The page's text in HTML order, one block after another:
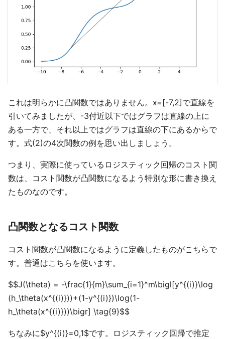
これは明らかに凸関数ではありません。x=[-7,2]で直線を
引いてみましたが、-3付近以下ではグラフは直線の上に
ある一方で、それ以上ではグラフは直線の下にあるからで
す。式(2)の4次関数の例を思い出しましょう。
つまり、実際に使っているロジスティック回帰のコスト関
数は、コスト関数が凸関数になるよう特別な形に書き換え
たものなのです。
凸関数となるコスト関数
コスト関数が凸関数になるように定義したものがこちらで
す。普通はこちらを使います。
$$J(\theta) = -\frac{1}{m}\sum_{i=1}^m\bigl[y^{(i)}\log
(h_\theta(x^{(i)}))+(1-y^{(i)})\log(1-
h_\theta(x^{(i)}))\bigr] \tag{9}$$
ちなみに$y^{(i)}=0,1$です。ロジスティック回帰で推定